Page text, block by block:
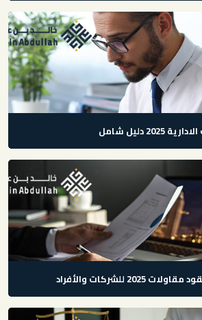
دليل شامل
للشركات والأفراد